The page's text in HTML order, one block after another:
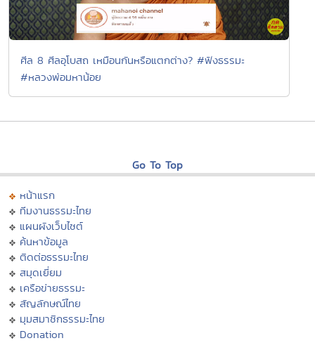
ศีล 8 ศีลอุโบสถ เหมือนกันหรือแตกต่าง? #ฟังธรรมะ
#หลวงพ่อมหาน้อย
Go To Top
หน้าแรก
ทีมงานธรรมะไทย
แผนผังเว็บไซต์
ค้นหาข้อมูล
ติดต่อธรรมะไทย
สมุดเยี่ยม
เครือข่ายธรรมะ
สัญลักษณ์ไทย
มุมสมาชิกธรรมะไทย
Donation